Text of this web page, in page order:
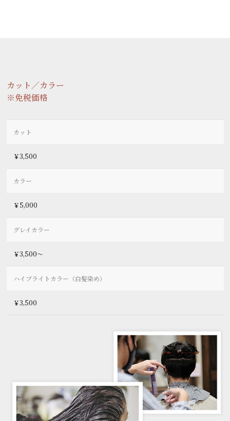
カット／カラー
※免税価格
カット
￥3,500
カラー
￥5,000
グレイカラー
￥3,500～
ハイブライトカラー（白髪染め）
￥3,500